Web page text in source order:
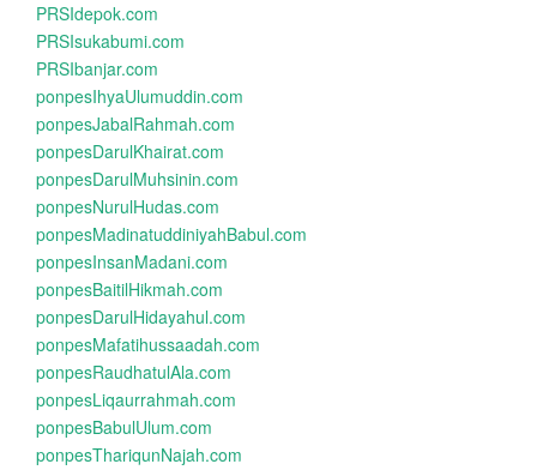
PRSIdepok.com
PRSIsukabumi.com
PRSIbanjar.com
ponpesIhyaUlumuddin.com
ponpesJabalRahmah.com
ponpesDarulKhairat.com
ponpesDarulMuhsinin.com
ponpesNurulHudas.com
ponpesMadinatuddiniyahBabul.com
ponpesInsanMadani.com
ponpesBaitilHikmah.com
ponpesDarulHidayahul.com
ponpesMafatihussaadah.com
ponpesRaudhatulAla.com
ponpesLiqaurrahmah.com
ponpesBabulUlum.com
ponpesThariqunNajah.com